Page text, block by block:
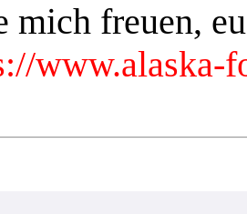
mich freuen,
www.alaska-